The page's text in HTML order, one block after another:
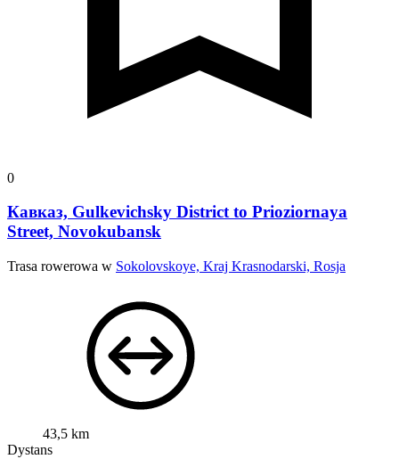
0
Кавказ, Gulkevichsky District to Prioziornaya
Street, Novokubansk
Trasa rowerowa w Sokolovskoye, Kraj Krasnodarski, Rosja
43,5 km
Dystans